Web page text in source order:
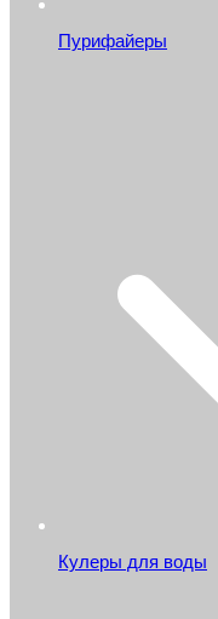
Пурифайеры
Кулеры для воды